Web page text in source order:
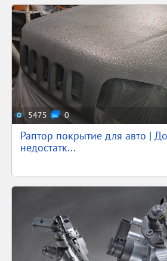
5475 0
Раптор покрытие для авто |
недостатк...